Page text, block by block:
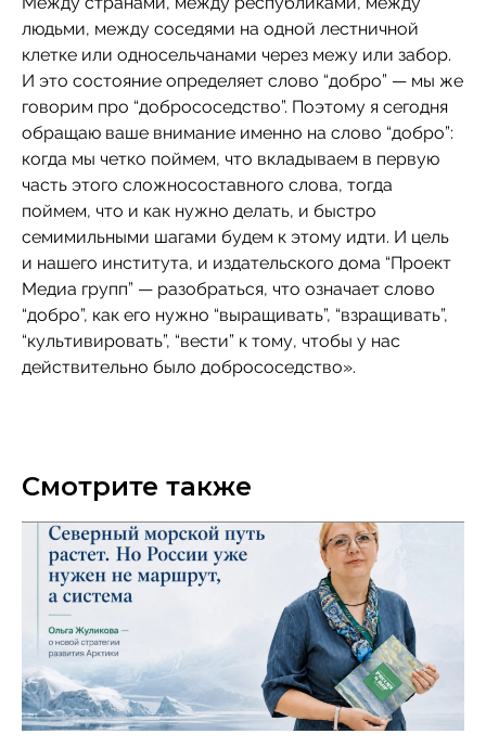
людьми, между соседями на одной лестничной
клетке или односельчанами через межу или забор.
И это состояние определяет слово “добро” — мы же
говорим про “добрососедство”. Поэтому я сегодня
обращаю ваше внимание именно на слово “добро”:
когда мы четко поймем, что вкладываем в первую
часть этого сложносоставного слова, тогда
поймем, что и как нужно делать, и быстро
семимильными шагами будем к этому идти. И цель
и нашего института, и издательского дома “Проект
Медиа групп” — разобраться, что означает слово
“добро”, как его нужно “выращивать”, “взращивать”,
“культивировать”, “вести” к тому, чтобы у нас
действительно было добрососедство».
Смотрите также